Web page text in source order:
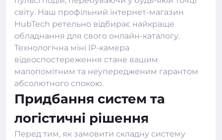
світу. Наш профільний інтернет-магазин
HubTech ретельно відбирає найкраще
обладнання для свого онлайн-каталогу.
Технологічна міні IP-камера
відеоспостереження стане вашим
малопомітним та неупередженим гарантом
абсолютного спокою.
Придбання систем та
логістичні рішення
Перед тим, як замовити складну систему